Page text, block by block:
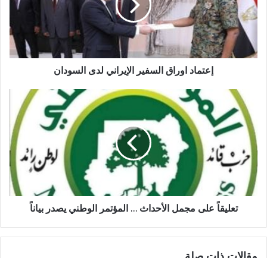
لدى
السودان
إعتماد اوراق السفير الإيراني لدى السودان
تعليقاً
على
مجمل
الأحداث
…
المؤتمر
الوطني
يصدر
بياناً
تعليقاً على مجمل الأحداث … المؤتمر الوطني يصدر بياناً